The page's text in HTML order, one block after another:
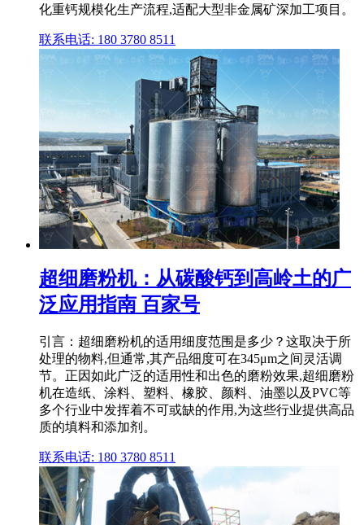
化重钙规模化生产流程,适配大型非金属矿深加工项目。
联系电话: 180 3780 8511
超细磨粉机：从碳酸钙到高岭土的广
泛应用指南 百家号
引言：超细磨粉机的适用细度范围是多少？这取决于所
处理的物料,但通常,其产品细度可在345μm之间灵活调
节。正因如此广泛的适用性和出色的磨粉效果,超细磨粉
机在造纸、涂料、塑料、橡胶、颜料、油墨以及PVC等
多个行业中发挥着不可或缺的作用,为这些行业提供高品
质的填料和添加剂。
联系电话: 180 3780 8511